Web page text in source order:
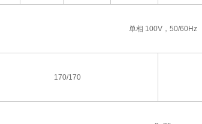
单相 100V，50/60Hz
170/170